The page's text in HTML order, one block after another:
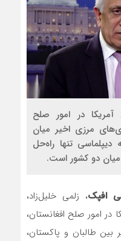
آمریکا در امور صلح
مرزی اخیر میان
دیپلماسی تنها راه‌حل
دو کشور است.
افپک، زلمی خلیل‌زاد،
در امور صلح افغانستان،
طالبان و پاکستان،